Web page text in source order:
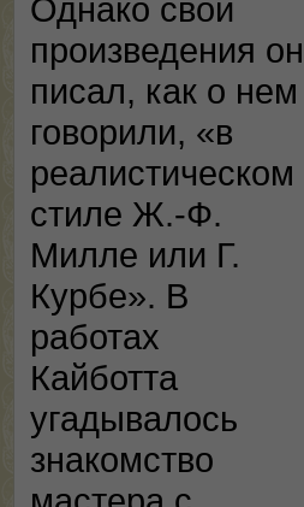
Однако свои
произведения он
писал, как о нем
говорили, «в
реалистическом
стиле Ж.-Ф.
Милле или Г.
Курбе». В
работах
Кайботта
угадывалось
знакомство